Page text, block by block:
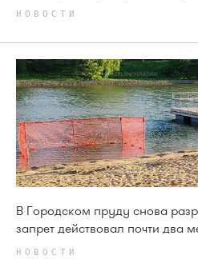
НОВОСТИ
В Городском пруду снова
запрет действовал почти два
НОВОСТИ